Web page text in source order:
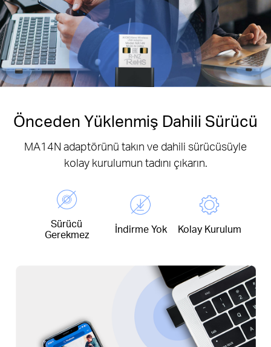
Önceden Yüklenmiş Dahili Sürücü
MA14N adaptörünü takın ve dahili sürücüsüyle
kolay kurulumun tadını çıkarın.
Sürücü
Gerekmez
İndirme Yok Kolay Kurulum